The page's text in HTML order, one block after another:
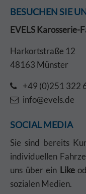
BESUCHEN SIE
EVELS Karosserie-
Harkortstraße 12
48163 Münster
+49 (0)251 322
info@evels.de
SOCIAL MEDIA
Sie sind bereits
individuellen
uns über ein Like
sozialen Medien.